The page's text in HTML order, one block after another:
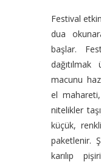
Festival
dua
başlar.
macunu
el
nitelikler
küçük,
paketlenir.
karılıp